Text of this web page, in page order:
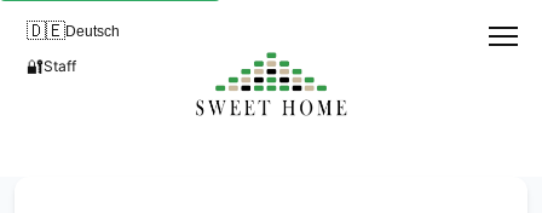
🇩🇪Deutsch
🔐Staff